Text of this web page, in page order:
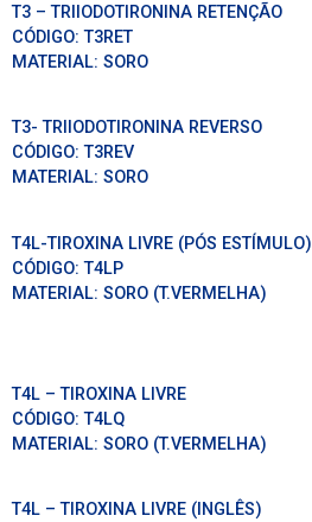
T3 – TRIIODOTIRONINA RETENÇÃO
CÓDIGO:T3RET
MATERIAL: SORO
T3- TRIIODOTIRONINA REVERSO
CÓDIGO:T3REV
MATERIAL: SORO
T4L-TIROXINA LIVRE (PÓS ESTÍMULO)
CÓDIGO:T4LP
MATERIAL: SORO (T.VERMELHA)
T4L – TIROXINA LIVRE
CÓDIGO:T4LQ
MATERIAL: SORO (T.VERMELHA)
T4L – TIROXINA LIVRE (INGLÊS)